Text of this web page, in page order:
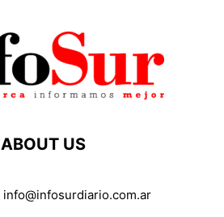
ABOUT US
info@infosurdiario.com.ar